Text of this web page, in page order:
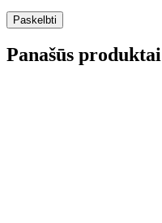
Panašūs produktai